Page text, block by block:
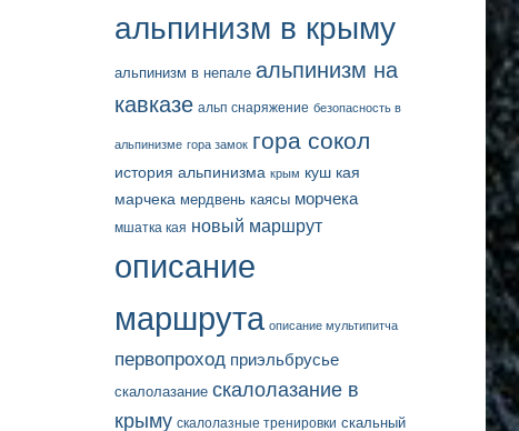
альпинизм в крыму
альпинизм в непале альпинизм на
кавказе альп снаряжение безопасность в
альпинизме гора замок гора сокол
история альпинизма крым куш кая
марчека мердвень каясы морчека
мшатка кая новый маршрут
описание
маршрута описание мультипитча
первопроход приэльбрусье
скалолазание скалолазание в
крыму скалолазные тренировки скальный